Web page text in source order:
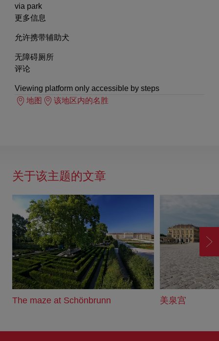
via park
更多信息
允许携带辅助犬
无障碍厕所
评论
Viewing platform only accessible by steps
地图
该地区内的名胜
关于该主题的文章
The maze at Schönbrunn 美泉宫
前
进